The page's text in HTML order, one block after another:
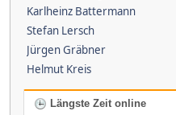
Karlheinz Battermann
Stefan Lersch
Jürgen Gräbner
Helmut Kreis
Längste Zeit online